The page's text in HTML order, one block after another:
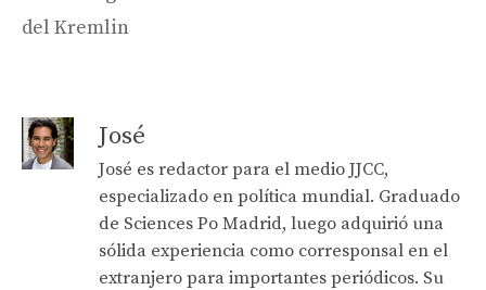
del Kremlin
José
José es redactor para el medio JJCC,
especializado en política mundial. Graduado
de Sciences Po Madrid, luego adquirió una
sólida experiencia como corresponsal en el
extranjero para importantes periódicos. Su